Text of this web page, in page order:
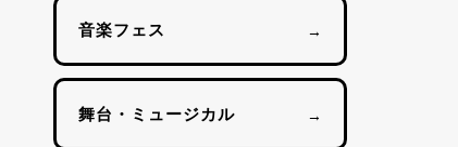
音楽フェス →
舞台・ミュージカル →